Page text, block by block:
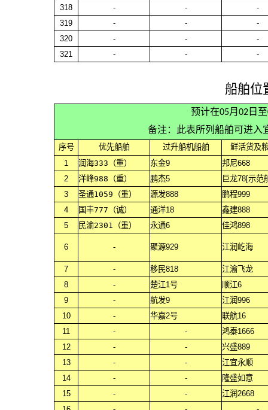
318
- -
-
319
- -
-
320
- -
-
321
- - -
船舶位
预计在05月02日
备注：此表所列船舶可进入
序号 优先船舶 过升船机船舶 鲜活货及
1 润海333（重） 东金9
邦尼668
2
洋峰988（重） 鹏杰5
巨龙78[示范
3
圣通1059（重） 源发888
鹏程999
4
国丰777（诚） 通洋18
鑫建888
5
民渝2301（重） 永通6 佳鸿898
6 - 聚源929 江润屹海
7 - 移民818
江渝飞龙
8
- 楚江1号
顺江6
9
- 航发9
江润996
10
- 华嘉2号
联航16
11
- -
鸿泰1666
12
- -
兴盛889
13
- -
江宜永顺
14
- -
隆盛如意
15
- -
江润2668